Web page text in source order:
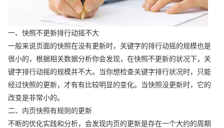
一、快照不更新排行动摇不大
一般来说页面的快照在没有更新时，关键字的排行动摇的规模也是
很小的，根据相关数据分析你会发现，在快照不更新的状况下，关
键字排行动摇的规模并不大。当你想检查关键字排行状况时，只能
经过快照的更新，才有有比较明显的变化。当快照没更新时，它的
改变是非常小的。
二、内页快照有规则的更新
不断的优化实践和分析，会发现内页的更新是存在一个大约的周期